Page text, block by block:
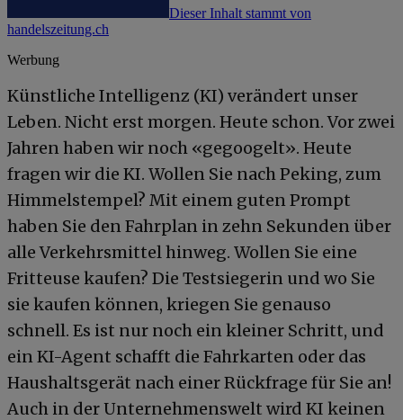
Dieser Inhalt stammt von
handelszeitung.ch
Werbung
Künstliche Intelligenz (KI) verändert unser
Leben. Nicht erst morgen. Heute schon. Vor zwei
Jahren haben wir noch «gegoogelt». Heute
fragen wir die KI. Wollen Sie nach Peking, zum
Himmelstempel? Mit einem guten Prompt
haben Sie den Fahrplan in zehn Sekunden über
alle Verkehrsmittel hinweg. Wollen Sie eine
Fritteuse kaufen? Die Testsiegerin und wo Sie
sie kaufen können, kriegen Sie genauso
schnell. Es ist nur noch ein kleiner Schritt, und
ein KI-Agent schafft die Fahrkarten oder das
Haushaltsgerät nach einer Rückfrage für Sie an!
Auch in der Unternehmenswelt wird KI keinen